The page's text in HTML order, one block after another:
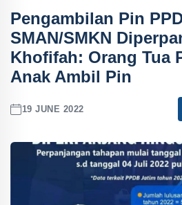
Pengambilan Pin
SMAN/SMKN
Khofifah: Orang Tua
Anak Ambil Pin
19 JUNE 2022